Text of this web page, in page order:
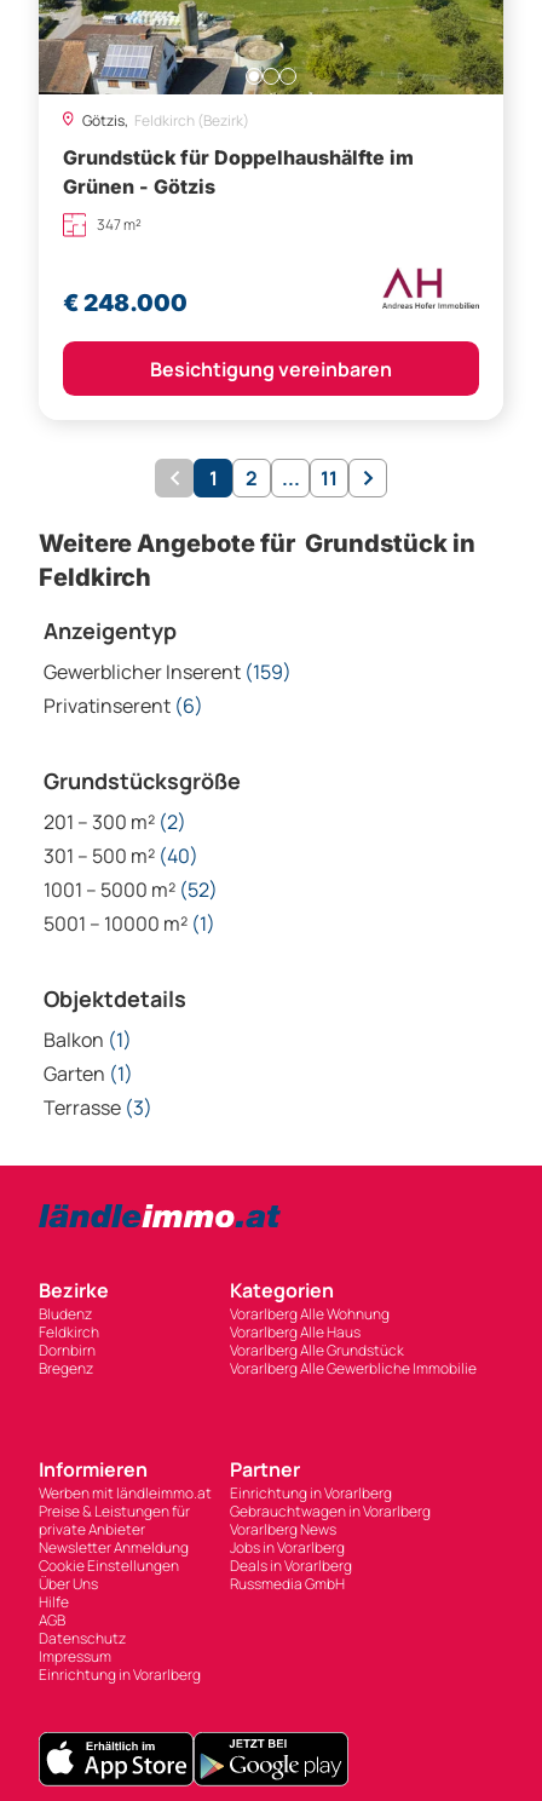
Götzis, Feldkirch (Bezirk)
Grundstück für Doppelhaushälfte im
Grünen - Götzis
347 m²
€ 248.000
Besichtigung vereinbaren
1 2 ... 11
Weitere Angebote für Grundstück in
Feldkirch
Anzeigentyp
Gewerblicher Inserent (159)
Privatinserent (6)
Grundstücksgröße
201 – 300 m² (2)
301 – 500 m² (40)
1001 – 5000 m² (52)
5001 – 10000 m² (1)
Objektdetails
Balkon (1)
Garten (1)
Terrasse (3)
Bezirke
Bludenz
Feldkirch
Dornbirn
Bregenz
Kategorien
Vorarlberg Alle Wohnung
Vorarlberg Alle Haus
Vorarlberg Alle Grundstück
Vorarlberg Alle Gewerbliche Immobilie
Informieren
Werben mit ländleimmo.at
Preise & Leistungen für
private Anbieter
Newsletter Anmeldung
Cookie Einstellungen
Über Uns
Hilfe
AGB
Datenschutz
Impressum
Einrichtung in Vorarlberg
Partner
Einrichtung in Vorarlberg
Gebrauchtwagen in Vorarlberg
Vorarlberg News
Jobs in Vorarlberg
Deals in Vorarlberg
Russmedia GmbH